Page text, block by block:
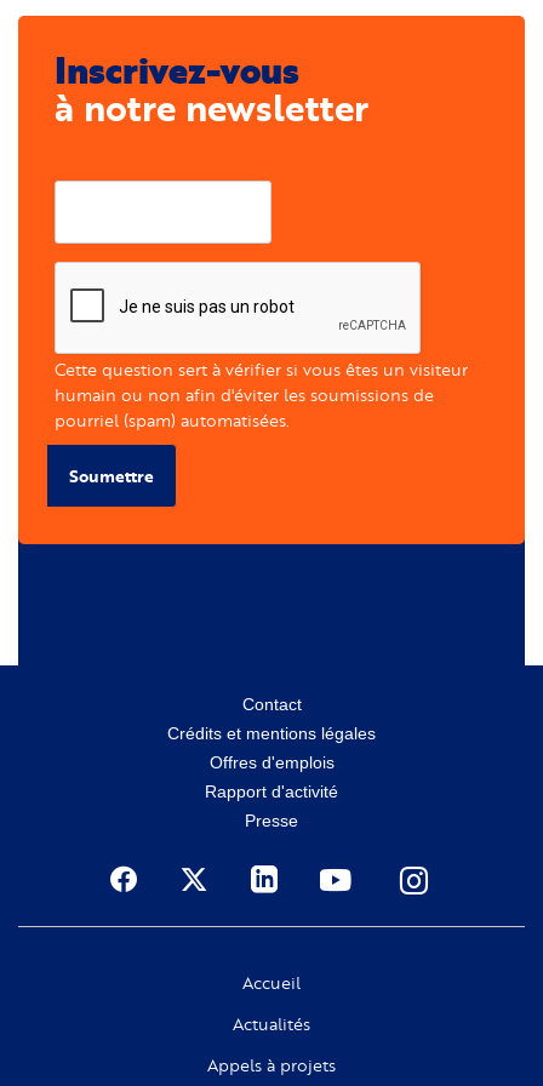
Inscrivez-vous
à notre newsletter
Cette question sert à vérifier si vous êtes un visiteur
humain ou non afin d'éviter les soumissions de
pourriel (spam) automatisées.
Soumettre
Contact
Crédits et mentions légales
Offres d'emplois
Rapport d'activité
Presse
Social
Accueil
Actualités
Appels à projets